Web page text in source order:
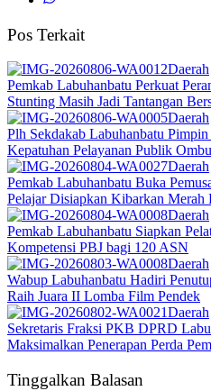
Pos Terkait
Daerah
Pemkab Labuhanbatu Perkuat
Stunting Masih Jadi Tantangan
Daerah
Plh Sekdakab Labuhanbatu
Kepatuhan Pelayanan Publik
Daerah
Pemkab Labuhanbatu Buka
Pelajar Disiapkan Kibarkan Merah
Daerah
Pemkab Labuhanbatu Siapkan
Kompetensi PBJ bagi 120 ASN
Daerah
Wabup Labuhanbatu Hadiri
Raih Juara II Lomba Film Pendek
Daerah
Sekretaris Fraksi PKB DPRD
Maksimalkan Penerapan Perda
Tinggalkan Balasan